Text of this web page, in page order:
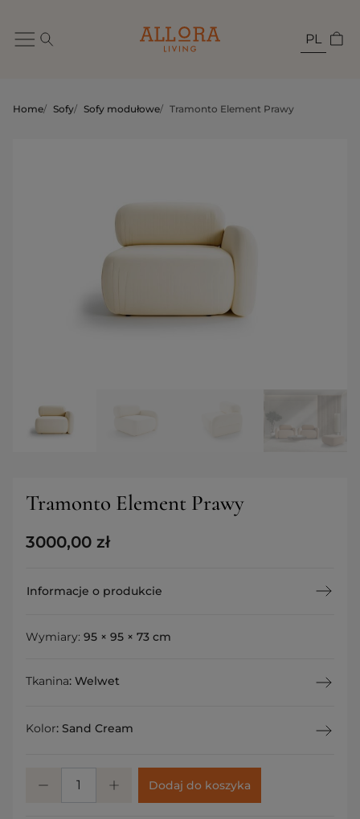
PL
Home/ Sofy/ Sofy modułowe/ Tramonto Element Prawy
Tramonto Element Prawy
3000,00 zł
Informacje o produkcie
Wymiary: 95 × 95 × 73 cm
Tkanina: Welwet
Kolor: Sand Cream
Dodaj do koszyka